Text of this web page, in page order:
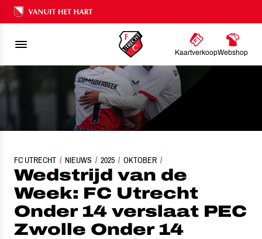
Ons nalatenschap
KaartverkoopWebshop
FC UTRECHT NIEUWS 2025 OKTOBER
WEDSTRIJD VAN DE WEEK: FC UTRECHT ONDER 14 VERSLAAT PEC
Wedstrijd van de
Week: FC Utrecht
Onder 14 verslaat PEC
Zwolle Onder 14